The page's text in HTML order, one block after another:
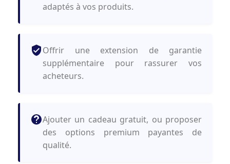
adaptés à vos produits.
Offrir une extension de garantie
supplémentaire pour rassurer vos
acheteurs.
Ajouter un cadeau gratuit, ou proposer
des options premium payantes de
qualité.